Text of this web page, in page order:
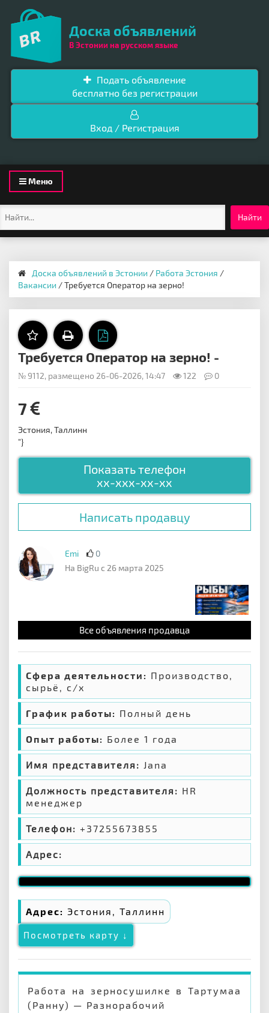
Доска объявлений
В Эстонии на русском языке
Подать объявление
бесплатно без регистрации
Вход / Регистрация
Toggle
navigation
Меню
Найти
Доска объявлений в Эстонии / Работа Эстония /
Вакансии / Требуется Оператор на зерно!
Требуется Оператор на зерно! -
№ 9112, размещено 26-06-2026, 14:47 122 0
7
Эстония, Таллинн
"}
Показать телефон
xx-xxx-xx-xx
Написать продавцу
Emi
0
На BigRu с 26 марта 2025
Все объявления продавца
Сфера деятельности: Производство,
сырьё, с/х
График работы: Полный день
Опыт работы: Более 1 года
Имя представителя: Jana
Должность представителя: HR
менеджер
Телефон: +37255673855
Адрес:
Адрес: Эстония, Таллинн
Посмотреть карту ↓
Работа на зерносушилке в Тартумаа
(Ранну) — Разнорабочий